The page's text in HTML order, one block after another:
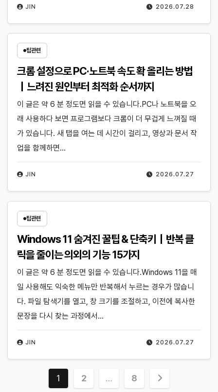
2026.07.28
JIN
팁관련
크롬 설정으로 PC·노트북 속도 확 올리는 방법
｜느려진 원인부터 최적화 순서까지
2026.07.27
JIN
이 글은 약 6 분 정도면 읽을 수 있습니다.PC나 노트북을 오
래 사용하다 보면 프로그램보다 크롬이 더 무겁게 느껴질 때
가 있습니다. 새 탭을 여는 데 시간이 걸리고, 영상과 문서 작
업을 함께하면…
팁관련
Windows 11 숨겨진 꿀팁 & 단축키｜반복 클
릭을 줄이는 의외의 기능 15가지
2026.07.27
JIN
이 글은 약 6 분 정도면 읽을 수 있습니다.Windows 11을 매
일 사용해도 익숙한 메뉴만 반복해서 누르는 경우가 많습니
다. 파일 탐색기를 열고, 창 크기를 조절하고, 이전에 복사한
문장을 다시 찾는 과정에서…
글1 2 … 8